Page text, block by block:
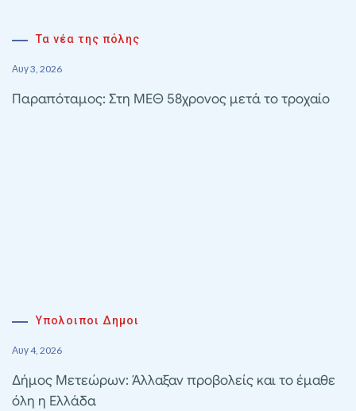
Τα νέα της πόλης
Αυγ 3, 2026
Παραπόταμος: Στη ΜΕΘ 58χρονος μετά το τροχαίο
Υπολοιποι Δημοι
Αυγ 4, 2026
Δήμος Μετεώρων: Άλλαξαν προβολείς και το έμαθε
όλη η Ελλάδα